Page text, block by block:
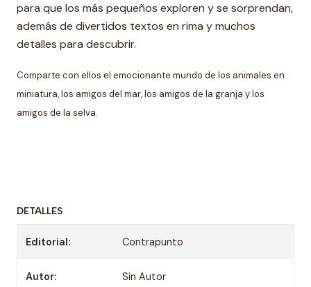
para que los más pequeños exploren y se sorprendan,
además de divertidos textos en rima y muchos
detalles para descubrir.
Comparte con ellos el emocionante mundo de los animales en
miniatura,los amigos del mar, los amigos de la granja y los
amigos de la selva.
DETALLES
Editorial: Contrapunto
Autor: Sin Autor